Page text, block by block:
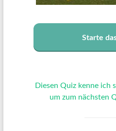
Starte
Diesen Quiz kenne ich
um zum nächsten